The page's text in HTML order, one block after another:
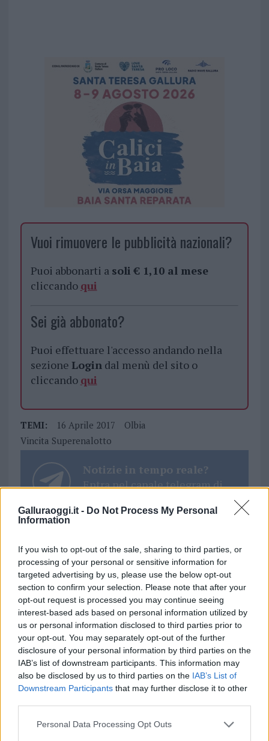
Galluraoggi.it - Do Not Process My Personal
Information
If you wish to opt-out of the sale, sharing to third parties, or
processing of your personal or sensitive information for
targeted advertising by us, please use the below opt-out
section to confirm your selection. Please note that after your
opt-out request is processed you may continue seeing
interest-based ads based on personal information utilized by
us or personal information disclosed to third parties prior to
your opt-out. You may separately opt-out of the further
disclosure of your personal information by third parties on the
IAB’s list of downstream participants. This information may
also be disclosed by us to third parties on the IAB’s List of
Downstream Participants that may further disclose it to other
Please note that this website/app uses one or more Google
Personal Data Processing Opt Outs
Vuoi rimuovere le pubblicità nazionali?
Puoi abbonarti a soli € 1,10 al mese
cliccando qui
Sei già abbonato?
Puoi effettuare l'accesso andando nella
sezione Logindal menù del sito o
cliccando qui
TEMI: 16 Aprile 2017
Olbia
Vincita Superenalotto
Notizie in tempo reale?
Entra nel canale telegram di
Inviaci le tue segnalazioni,
i tuoi video e le tue foto
Su WhatsApp al numero +39
345 356 7512
Ricevi le nostre ultime news
daGoogle News